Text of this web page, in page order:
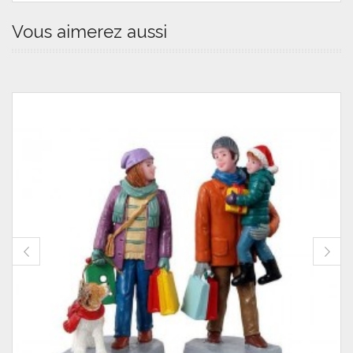
Vous aimerez aussi